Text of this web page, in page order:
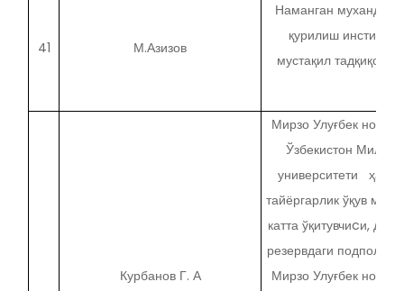
41 М.Азизов
Наманган
қурилиш институти
мустақил
Курбанов Г. А
Мирзо Улуғбек
Ўзбекистон Миллий
университети
тайёргарлик ўқув
катта ўқитувчиcи,
резервдаги
Мирзо Улуғбек